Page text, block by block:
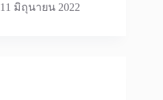
11 มิถุนายน 2022